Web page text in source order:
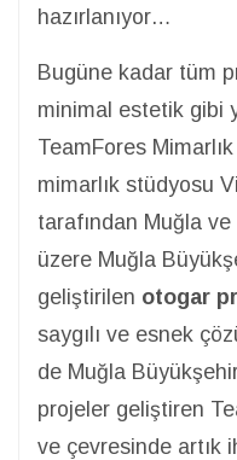
hazırlanıyor…
Bugüne kadar tüm
minimal estetik gibi
TeamFores
mimarlık stüdyosu
tarafından Muğla
üzere Muğla
geliştirilen otogar
saygılı ve esnek
de Muğla
projeler geliştiren
ve çevresinde artık